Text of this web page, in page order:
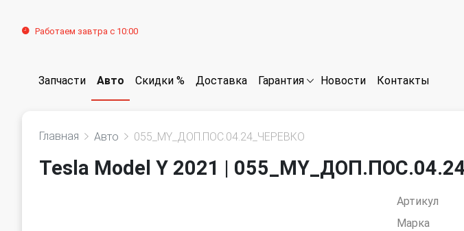
Работаем завтра с 10:00
Запчасти Авто Скидки % Доставка Гарантия Новости Контакты
Главная Авто 055_MY_ДОП.ПОС.04.24_ЧЕРЕВКО
Tesla Model Y 2021 |
Артикул
Марка